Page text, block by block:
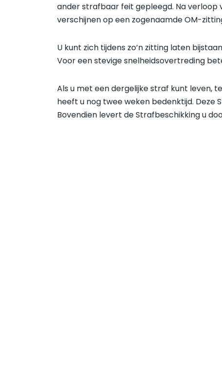
ander strafbaar feit gepleegd. Na
verschijnen op een zogenaamde OM-
U kunt zich tijdens zo’n zitting laten
Voor een stevige snelheidsovertreding
Als u met een dergelijke straf kunt leven,
heeft u nog twee weken bedenktijd. Deze
Bovendien levert de Strafbeschikking u